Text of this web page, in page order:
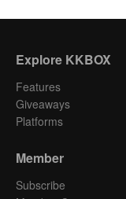
Explore KKBOX
Features
Giveaways
Platforms
Member
Subscribe